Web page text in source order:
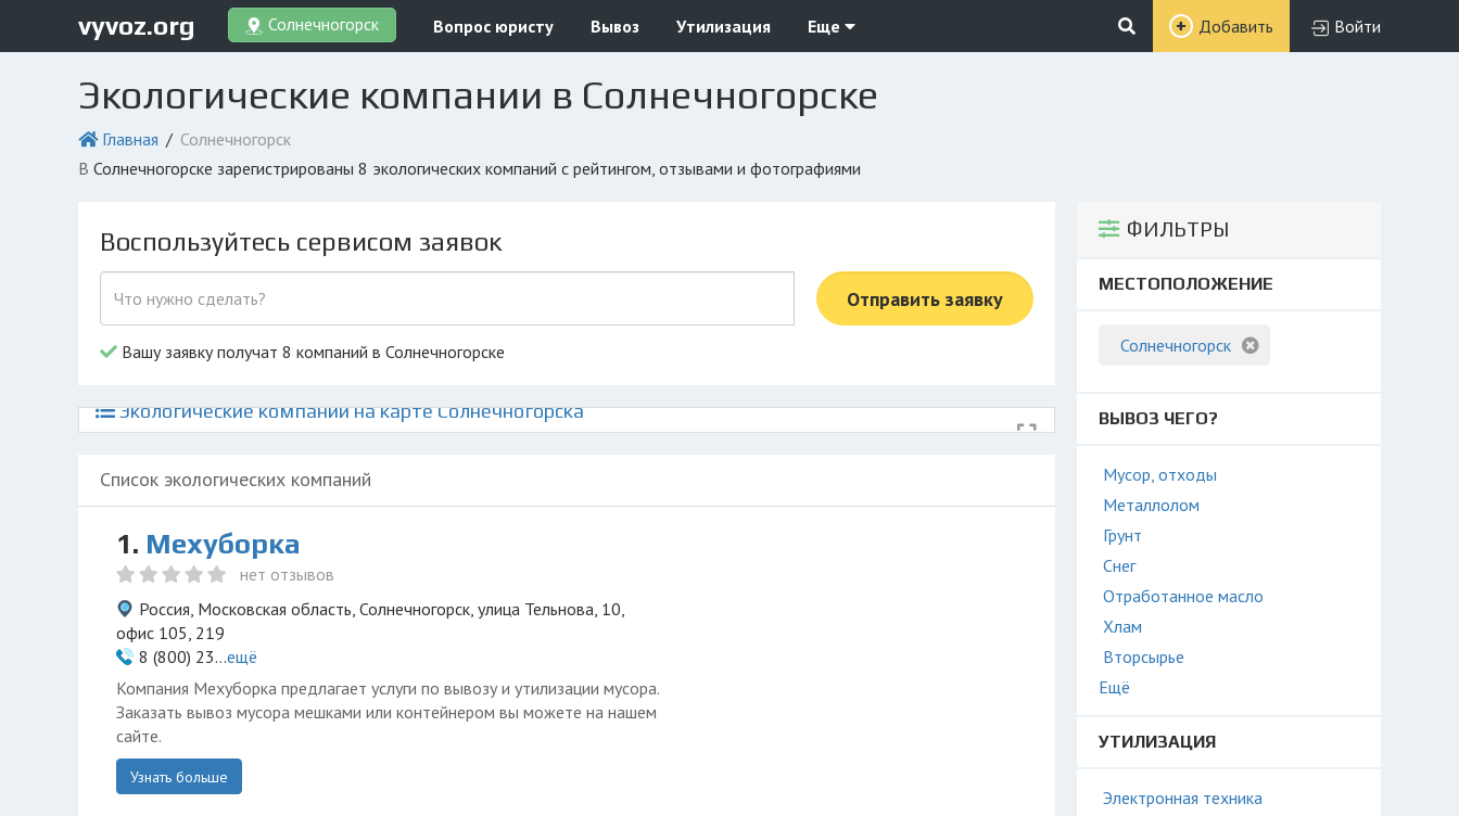
vyvoz.org Солнечногорск Вопрос юристу Вывоз Утилизация Еще Добавить Войти
Экологические компании в Солнечногорске
Главная
Солнечногорск
в Солнечногорске зарегистрированы 8 экологических компаний с рейтингом, отзывами и фотографиями
ФИЛЬТРЫ
МЕСТОПОЛОЖЕНИЕ
Солнечногорск
ВЫВОЗ ЧЕГО?
Мусор, отходы
Металлолом
Грунт
Снег
Отработанное масло
Хлам
Вторсырье
Ещё
УТИЛИЗАЦИЯ
Электронная техника
Воспользуйтесь сервисом заявок
Отправить заявку
Вашу заявку получат 8 компаний в Солнечногорске
Экологические компании на карте Солнечногорска
Список экологических компаний
1. Мехуборка
нет отзывов
Россия, Московская область, Солнечногорск, улица Тельнова, 10,
oфиc 105, 219
8 (800) 23...ещё
Компания Мехуборка предлагает услуги по вывозу и утилизации мусора.
Заказать вывоз мусора мешками или контейнером вы можете на нашем
сайте.
Узнать больше